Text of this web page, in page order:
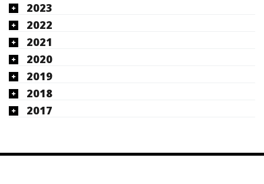
2023
2022
2021
2020
2019
2018
2017